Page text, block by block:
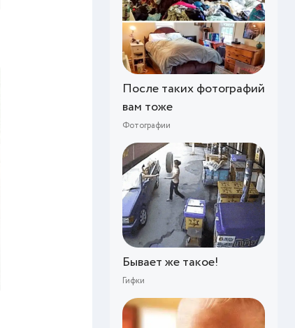
После таких фотографий
вам тоже
Фотографии
Бывает же такое!
Гифки